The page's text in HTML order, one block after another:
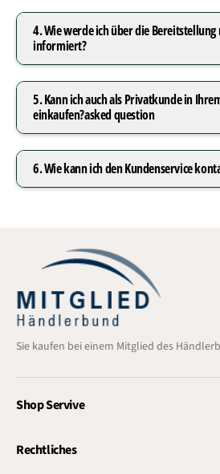
4. Wie werde ich über die Bereitstellung
informiert?
5. Kann ich auch als Privatkunde in
einkaufen?asked question
6. Wie kann ich den Kundenservice
Sie kaufen bei einem Mitglied des
Shop Servive
Rechtliches